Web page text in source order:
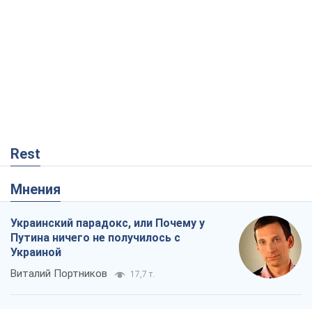
Rest
Мнения
Украинский парадокс, или Почему у
Путина ничего не получилось с
Украиной
Виталий Портников 17,7 т.